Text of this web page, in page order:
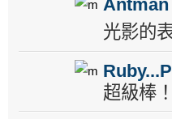
Antman
光影的
超級棒！